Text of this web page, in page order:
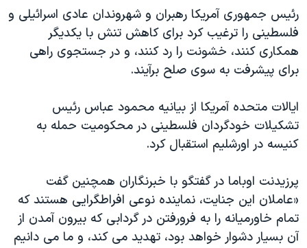
اسرائیل در جنگ
گالری عکس
آرشیو پخش زنده
ورزش زنان در ایران
اعتراضات زن، زندگی، آزادی
مجموعه مستندهای دادخواهی
دادگاه حمید نوری
چهل سال گروگان‌گیری
اعتراضات مردمی آبان ۹۸
اسرائیل در جنگ
نرگس محمدی برنده جایزه نوبل صلح
زبانهای مختلف
رئیس جمهوری آمریکا رهبران و شهروندان عادی اسرائیلی و
فلسطینی را ترغیب کرد برای کاهش تنش با یکدیگر
همکاری کنند، خشونت را رد کنند، و در جستجوی راهی
برای پیشرفت به سوی صلح برآیند.
ایالات متحده آمریکا از بیانیه محمود عباس رئیس
تشکیلات خودگردان فلسطینی در محکومیت حمله به
کنیسه در اورشلیم استقبال کرد.
پرزیدنت اوباما در گفتگو با خبرنگاران همچنین گفت
«عاملان این جنایت، نماینده نوعی افراطگرایی هستند که
تمام خاورمیانه را به فرورفتن در گردابی که بیرون آمدن از
آن بسیار دشوار خواهد بود، تهدید می کند، و ما می دانیم